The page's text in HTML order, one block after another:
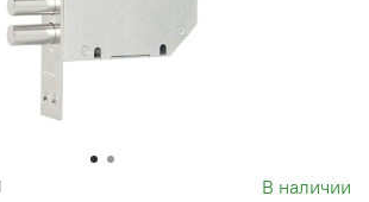
В наличии